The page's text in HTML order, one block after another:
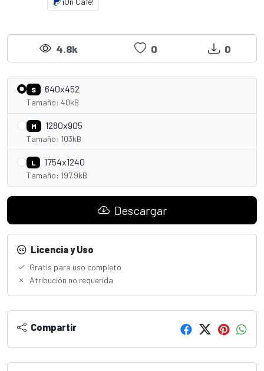
4.8k 0 0
S 640x452
Tamaño: 40kB
M 1280x905
Tamaño: 103kB
L 1754x1240
Tamaño: 197.9kB
Descargar
Licencia y Uso
Gratis para uso completo
Atribución no requerida
Compartir